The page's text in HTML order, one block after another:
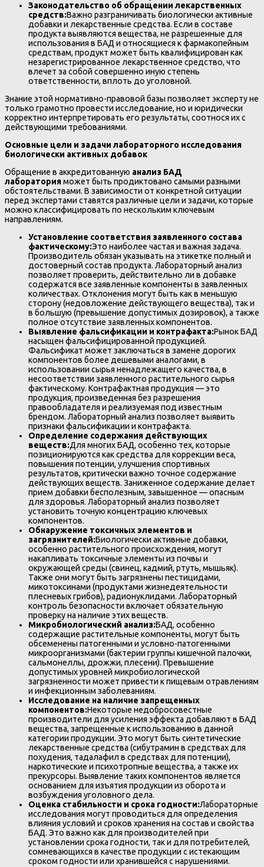
Законодательство об обращении лекарственных
средств:Важно разграничивать биологически активные
добавки и лекарственные средства. Если в составе
продукта выявляются вещества, не разрешенные для
использования в БАД и относящиеся к фармакопейным
средствам, продукт может быть квалифицирован как
незарегистрированное лекарственное средство, что
влечет за собой совершенно иную степень
ответственности, вплоть до уголовной.
Знание этой нормативно-правовой базы позволяет эксперту не
только грамотно провести исследование, но и юридически
корректно интерпретировать его результаты, соотнося их с
действующими требованиями.
Основные цели и задачи лабораторного исследования
биологически активных добавок
Обращение в аккредитованную анализ БАД
лабораторияможет быть продиктовано самыми разными
обстоятельствами. В зависимости от конкретной ситуации
перед экспертами ставятся различные цели и задачи, которые
можно классифицировать по нескольким ключевым
направлениям.
Установление соответствия заявленного состава
фактическому:Это наиболее частая и важная задача.
Производитель обязан указывать на этикетке полный и
достоверный состав продукта. Лабораторный анализ
позволяет проверить, действительно ли в добавке
содержатся все заявленные компоненты в заявленных
количествах. Отклонения могут быть как в меньшую
сторону (недовложение действующего вещества), так и
в большую (превышение допустимых дозировок), а также
полное отсутствие заявленных компонентов.
Выявление фальсификации и контрафакта:Рынок БАД
насыщен фальсифицированной продукцией.
Фальсификат может заключаться в замене дорогих
компонентов более дешевыми аналогами, в
использовании сырья ненадлежащего качества, в
несоответствии заявленного растительного сырья
фактическому. Контрафактная продукция — это
продукция, произведенная без разрешения
правообладателя и реализуемая под известным
брендом. Лабораторный анализ позволяет выявить
признаки фальсификации и контрафакта.
Определение содержания действующих
веществ:Для многих БАД, особенно тех, которые
позиционируются как средства для коррекции веса,
повышения потенции, улучшения спортивных
результатов, критически важно точное содержание
действующих веществ. Заниженное содержание делает
прием добавки бесполезным, завышенное — опасным
для здоровья. Лабораторный анализ позволяет
установить точную концентрацию ключевых
компонентов.
Обнаружение токсичных элементов и
загрязнителей:Биологически активные добавки,
особенно растительного происхождения, могут
накапливать токсичные элементы из почвы и
окружающей среды (свинец, кадмий, ртуть, мышьяк).
Также они могут быть загрязнены пестицидами,
микотоксинами (продуктами жизнедеятельности
плесневых грибов), радионуклидами. Лабораторный
контроль безопасности включает обязательную
проверку на наличие этих веществ.
Микробиологический анализ:БАД, особенно
содержащие растительные компоненты, могут быть
обсеменены патогенными и условно-патогенными
микроорганизмами (бактерии группы кишечной палочки,
сальмонеллы, дрожжи, плесени). Превышение
допустимых уровней микробиологической
загрязненности может привести к пищевым отравлениям
и инфекционным заболеваниям.
Исследование на наличие запрещенных
компонентов:Некоторые недобросовестные
производители для усиления эффекта добавляют в БАД
вещества, запрещенные к использованию в данной
категории продукции. Это могут быть синтетические
лекарственные средства (сибутрамин в средствах для
похудения, тадалафил в средствах для потенции),
наркотические и психотропные вещества, а также их
прекурсоры. Выявление таких компонентов является
основанием для изъятия продукции из оборота и
возбуждения уголовного дела.
Оценка стабильности и срока годности:Лабораторные
исследования могут проводиться для определения
влияния условий и сроков хранения на состав и свойства
БАД. Это важно как для производителей при
установлении срока годности, так и для потребителей,
сомневающихся в качестве продукции с истекающим
сроком годности или хранившейся с нарушениями.